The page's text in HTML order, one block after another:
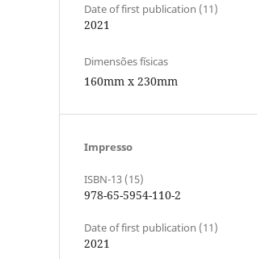
Date of first publication (11)
2021
Dimensões físicas
160mm x 230mm
Impresso
ISBN-13 (15)
978-65-5954-110-2
Date of first publication (11)
2021